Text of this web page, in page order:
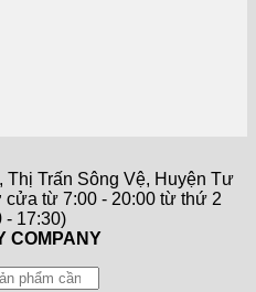
Trấn Sông Vệ, Huyện Tư
cửa từ 7:00 - 20:00 từ thứ 2
- 17:30)
COMPANY